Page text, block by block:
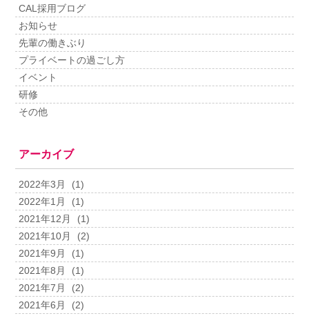
CAL採用ブログ
お知らせ
先輩の働きぶり
プライベートの過ごし方
イベント
研修
その他
アーカイブ
2022年3月
(1)
2022年1月
(1)
2021年12月
(1)
2021年10月
(2)
2021年9月
(1)
2021年8月
(1)
2021年7月
(2)
2021年6月
(2)